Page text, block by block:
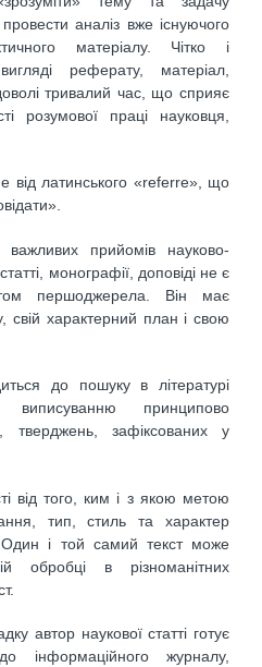
аналіз вже існуючого
матеріалу. Чітко і
реферату, матеріал,
тривалий час, що сприяє
розумової праці науковця,
від латинського «referre», що
прийомів науково-
монографії, доповіді не є
першоджерела. Він має
свій характерний план і свою
до пошуку в літературі
виписуванню принципово
тверджень, зафіксованих у
від того, ким і з якою метою
тип, стиль та характер
Один і той самий текст може
обробці в різноманітних
автор наукової статті готує
інформаційного журналу,